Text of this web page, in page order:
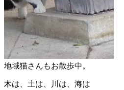
地域猫さんもお散歩中。
木は、土は、川は、海は